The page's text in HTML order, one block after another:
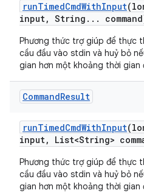
runTimedCmdWithInput
input, String . . .
Phương thức trợ giúp để thực
cầu đầu vào stdin và huỷ bỏ
gian hơn một khoảng thời gian
CommandResult
runTimedCmdWithInput
input, List<String>
Phương thức trợ giúp để thực
cầu đầu vào stdin và huỷ bỏ
gian hơn một khoảng thời gian